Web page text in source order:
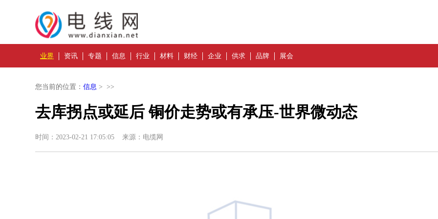
业界 资讯 专题 信息 行业 材料 财经 企业 供求 品牌 展会
您当前的位置： 信息 > >>
去库拐点或延后 铜价走势或有承压-世界微动态
时间：2023-02-21 17:05:05 来源：电缆网